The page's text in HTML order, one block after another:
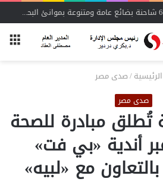
تداول 12 ألف طن و625 شاحنة بضائع عامة ومتنوعة بموانئ البحر الأحمر
الرئيسية/صدى مصر
صدى مصر
تُطلق مبادرة للصحة
أندية «بي فت»
مع «لبيه»